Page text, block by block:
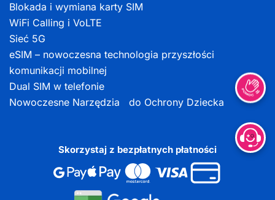
Blokada i wymiana karty SIM
WiFi Calling i VoLTE
Sieć 5G
eSIM – nowoczesna technologia przyszłości
komunikacji mobilnej
Dual SIM w telefonie
Nowoczesne Narzędzia do Ochrony Dziecka
Skorzystaj z bezpłatnych płatności